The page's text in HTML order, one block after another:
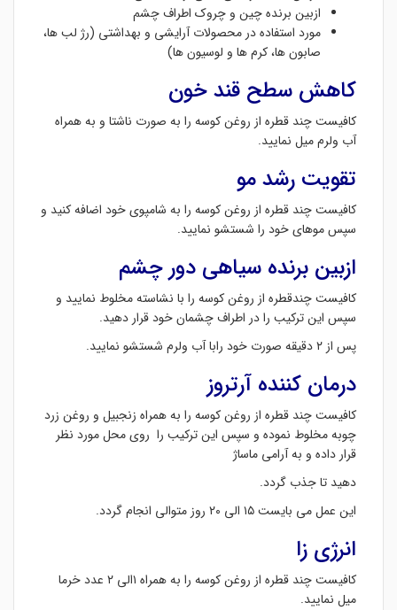
ازبین برنده چین و چروک اطراف چشم
مورد استفاده در محصولات آرایشی و بهداشتی (رژ لب ها،
صابون ها، کرم ها و لوسیون ها)
کاهش سطح قند خون
کافیست چند قطره از روغن کوسه را به صورت ناشتا و به همراه
آب ولرم میل نمایید.
تقویت رشد مو
کافیست چند قطره از روغن کوسه را به شامپوی خود اضافه کنید و
سپس موهای خود را شستشو نمایید.
ازبین برنده سیاهی دور چشم
کافیست چندقطره از روغن کوسه را با نشاسته مخلوط نمایید و
سپس این ترکیب را در اطراف چشمان خود قرار دهید.
پس از ۲ دقیقه صورت خود رابا آب ولرم شستشو نمایید.
درمان کننده آرتروز
کافیست چند قطره از روغن کوسه را به همراه زنجبیل و روغن زرد
چوبه مخلوط نموده و سپس این ترکیب را روی محل مورد نظر
قرار داده و به آرامی ماساژ
دهید تا جذب گردد.
این عمل می بایست ۱۵ الی ۲۰ روز متوالی انجام گردد.
انرژی زا
کافیست چند قطره از روغن کوسه را به همراه ۱الی ۲ عدد خرما
میل نمایید.